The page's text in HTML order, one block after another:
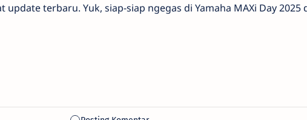
update terbaru. Yuk, siap-siap ngegas di Yamaha MAXi Day 2025